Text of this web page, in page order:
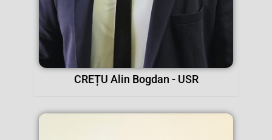
CREȚU Alin Bogdan - USR